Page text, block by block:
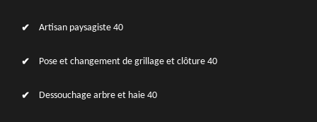
Artisan paysagiste 40
Pose et changement de grillage et clôture 40
Dessouchage arbre et haie 40